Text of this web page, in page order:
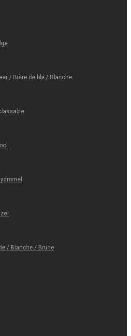
/ Bière de blé / Blanche
/ Blanche / Brune